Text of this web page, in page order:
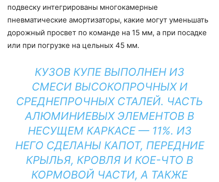
подвеску интегрированы многокамерные
пневматические амортизаторы, какие могут уменьшать
дорожный просвет по команде на 15 мм, а при посадке
или при погрузке на цельных 45 мм.
КУЗОВ КУПЕ ВЫПОЛНЕН ИЗ
СМЕСИ ВЫСОКОПРОЧНЫХ И
СРЕДНЕПРОЧНЫХ СТАЛЕЙ. ЧАСТЬ
АЛЮМИНИЕВЫХ ЭЛЕМЕНТОВ В
НЕСУЩЕМ КАРКАСЕ — 11%. ИЗ
НЕГО СДЕЛАНЫ КАПОТ, ПЕРЕДНИЕ
КРЫЛЬЯ, КРОВЛЯ И КОЕ-ЧТО В
КОРМОВОЙ ЧАСТИ, А ТАКЖЕ